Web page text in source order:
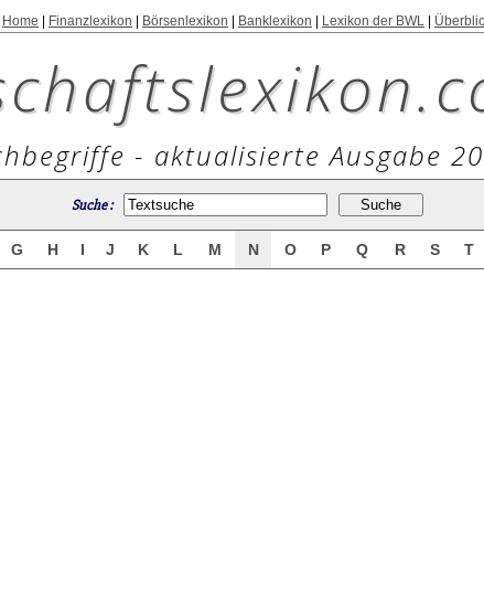
Home Finanzlexikon Börsenlexikon Banklexikon Lexikon der BWL
- aktualisierte Ausgabe
Suche :
G H I J K L M N O P Q R S T